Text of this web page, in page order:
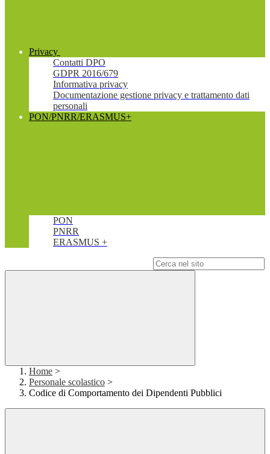
Privacy
Contatti DPO
GDPR 2016/679
Informativa privacy
Documentazione gestione privacy e trattamento dati
personali
PON/PNRR/ERASMUS+
PON
PNRR
ERASMUS +
Home >
Personale scolastico >
Codice di Comportamento dei Dipendenti Pubblici